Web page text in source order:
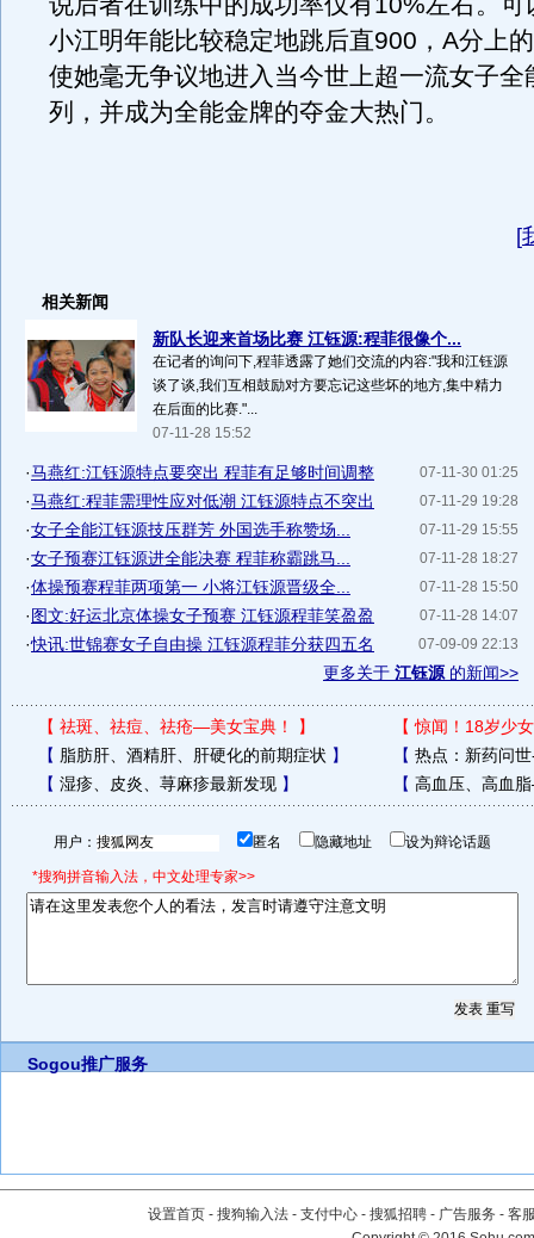
小江明年能比较稳定地跳后直900，A分上
使她毫无争议地进入当今世上超一流女子全
列，并成为全能金牌的夺金大热门。
[
相关新闻
新队长迎来首场比赛 江钰源:程菲很像个...
在记者的询问下,程菲透露了她们交流的内容:"我和江钰源
谈了谈,我们互相鼓励对方要忘记这些坏的地方,集中精力
在后面的比赛."...
07-11-28 15:52
07-11-30 01:25
·马燕红:江钰源特点要突出 程菲有足够时间调整
07-11-29 19:28
·马燕红:程菲需理性应对低潮 江钰源特点不突出
07-11-29 15:55
·女子全能江钰源技压群芳 外国选手称赞场...
07-11-28 18:27
·女子预赛江钰源进全能决赛 程菲称霸跳马...
07-11-28 15:50
·体操预赛程菲两项第一 小将江钰源晋级全...
07-11-28 14:07
·图文:好运北京体操女子预赛 江钰源程菲笑盈盈
07-09-09 22:13
·快讯:世锦赛女子自由操 江钰源程菲分获四五名
更多关于 江钰源 的新闻>>
【 祛斑、祛痘、祛疮—美女宝典！ 】 【惊闻！18岁少
【 脂肪肝、酒精肝、肝硬化的前期症状 】 【 热点：新药问
【 湿疹、皮炎、荨麻疹最新发现】 【 高血压、高血
用户： 匿名 隐藏地址 设为辩论话题
*搜狗拼音输入法，中文处理专家>>
Sogou推广服务
设置首页 - 搜狗输入法 - 支付中心 - 搜狐招聘 - 广告服务 - 客